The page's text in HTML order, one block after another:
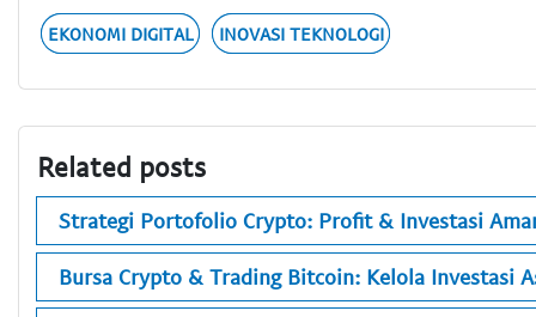
EKONOMI DIGITAL INOVASI TEKNOLOGI
Related posts
Strategi Portofolio Crypto: Profit & Investasi
Bursa Crypto & Trading Bitcoin: Kelola Investasi